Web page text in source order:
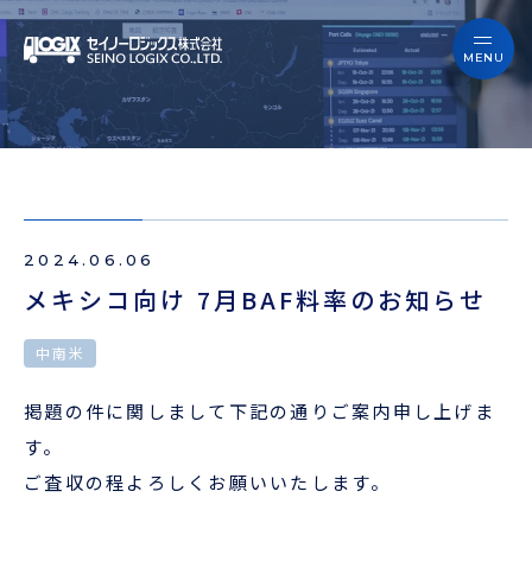
会員ログイン
セイノーロジックスを知る
サービス
お役立ちブログ
よくあるご質問
ニュース
企業情報
セイノーロジックスを知る
事例
お役立ちブログ
よくあるご質問
ニュース
2024.06.06
メキシコ向け 7月BAF料率のお知らせ
中南米
掲題の件に関しまして下記の通りご案内申し上げま
す。
ご査収の程よろしくお願いいたします。